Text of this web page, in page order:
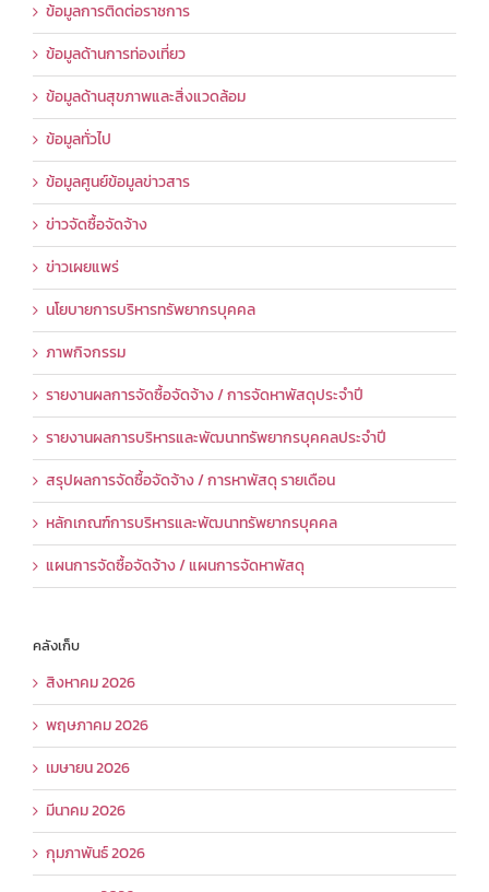
ข้อมูลการติดต่อราชการ
ข้อมูลด้านการท่องเที่ยว
ข้อมูลด้านสุขภาพและสิ่งแวดล้อม
ข้อมูลทั่วไป
ข้อมูลศูนย์ข้อมูลข่าวสาร
ข่าวจัดซื้อจัดจ้าง
ข่าวเผยแพร่
นโยบายการบริหารทรัพยากรบุคคล
ภาพกิจกรรม
รายงานผลการจัดซื้อจัดจ้าง / การจัดหาพัสดุประจำปี
รายงานผลการบริหารและพัฒนาทรัพยากรบุคคลประจำปี
สรุปผลการจัดซื้อจัดจ้าง / การหาพัสดุ รายเดือน
หลักเกณฑ์การบริหารและพัฒนาทรัพยากรบุคคล
แผนการจัดซื้อจัดจ้าง / แผนการจัดหาพัสดุ
คลังเก็บ
สิงหาคม 2026
พฤษภาคม 2026
เมษายน 2026
มีนาคม 2026
กุมภาพันธ์ 2026